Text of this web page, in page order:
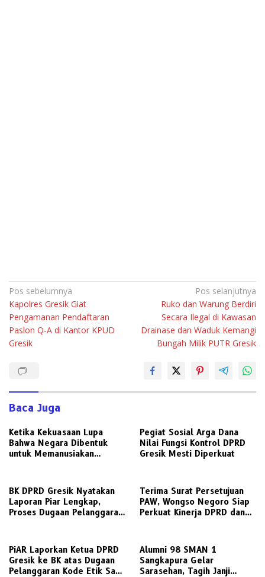
Navigasi
pos
Pos sebelumnya
Kapolres Gresik Giat
Pengamanan Pendaftaran
Paslon Q-A di Kantor KPUD
Gresik
Pos selanjutnya
Ruko dan Warung Berdiri
Secara Ilegal di Kawasan
Drainase dan Waduk Kemangi
Bungah Milik PUTR Gresik
Baca Juga
Ketika Kekuasaan Lupa
Bahwa Negara Dibentuk
untuk Memanusiakan
Pegiat Sosial Arga Dana
Nilai Fungsi Kontrol DPRD
Gresik Mesti Diperkuat
BK DPRD Gresik Nyatakan
Laporan Piar Lengkap,
Proses Dugaan Pelanggaran
Terima Surat Persetujuan
PAW, Wongso Negoro Siap
Perkuat Kinerja DPRD dan
PiAR Laporkan Ketua DPRD
Gresik ke BK atas Dugaan
Pelanggaran Kode Etik Saat
Alumni 98 SMAN 1
Sangkapura Gelar
Sarasehan, Tagih Janji